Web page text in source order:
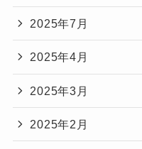
2025年7月
2025年4月
2025年3月
2025年2月